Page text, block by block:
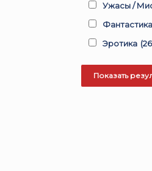
Ужасы /
Эротика